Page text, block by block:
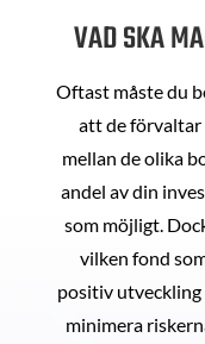
VAD SKA
Oftast måste du
att de förvaltar
mellan de olika
andel av din
som möjligt.
vilken fond
positiv utveckling
minimera